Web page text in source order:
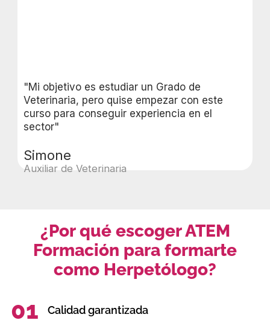
"Mi objetivo es estudiar un Grado de
Veterinaria, pero quise empezar con este
curso para conseguir experiencia en el
sector"
Simone
Auxiliar de Veterinaria
¿Por qué escoger ATEM
Formación para formarte
como Herpetólogo?
01 Calidad garantizada